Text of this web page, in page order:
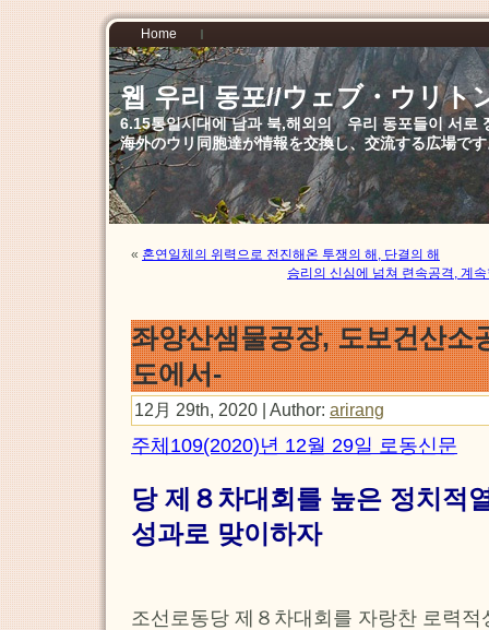
Home
웹 우리 동포//ウェブ・ウリト
6.15통일시대에 남과 북,해외의 우리 동포들이 서로
海外のウリ同胞達が情報を交換し、交流する広場で
« 혼연일체의 위력으로 전진해온 투쟁의 해, 단결의 해
승리의 신심에 넘쳐 련속공격, 계
좌양산샘물공장, 도보건산소
도에서-
12月 29th, 2020 | Author: arirang
주체109(2020)년 12월 29일 로동신문
당 제８차대회를 높은 정치적
성과로 맞이하자
조선로동당 제８차대회를 자랑찬 로력